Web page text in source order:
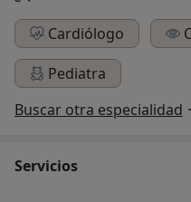
Cardiólogo
Pediatra
Buscar otra especialidad
Servicios